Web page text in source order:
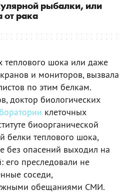
рыбалки, или
от рака
теплового шока или даже
и мониторов, вызвала
по этим белкам.
доктор биологических
клеточных
биоорганической
теплового шока,
без опасений выходил на
его преследовали не
соседи,
обещаниями СМИ.